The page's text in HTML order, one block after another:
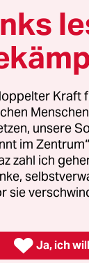
einen
wurden
als der
Kraft
unsere
im
zahl ich
sie
 Ja, ich will